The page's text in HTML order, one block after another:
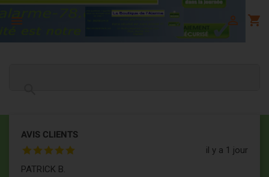
 shopping_cart

AVIS CLIENTS
il y a 1 jour
PATRICK B.